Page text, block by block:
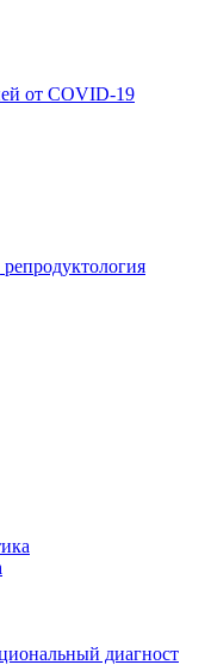
от COVID-19
диагност